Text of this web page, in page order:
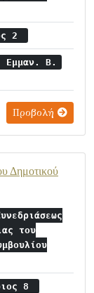
2
Εμμαν. Β.
Προβολή
Δημοτικού
του
8